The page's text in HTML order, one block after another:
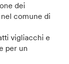
dei
comune di
vigliacchi e
per un